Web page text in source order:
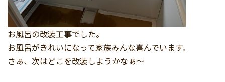
お風呂の改装工事でした。
お風呂がきれいになって家族みんな喜んでいます。
さぁ、次はどこを改装しようかなぁ～